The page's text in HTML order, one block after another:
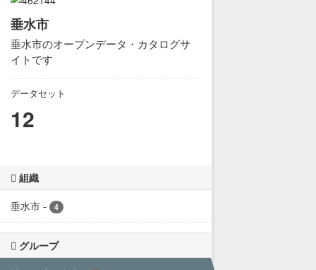
垂水市
垂水市のオープンデータ・カタログサ
イトです
データセット
12
組織
垂水市 - 4
グループ